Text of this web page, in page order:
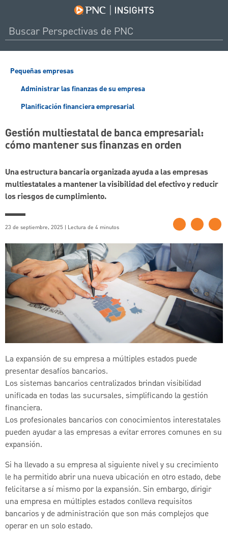
Pequeñas empresas
Administrar las finanzas de su empresa
Planificación financiera empresarial
Gestión multiestatal de banca empresarial:
cómo mantener sus finanzas en orden
Una estructura bancaria organizada ayuda a las empresas
multiestatales a mantener la visibilidad del efectivo y reducir
los riesgos de cumplimiento.
23 de septiembre, 2025 | Lectura de 4 minutos
La expansión de su empresa a múltiples estados puede
presentar desafíos bancarios.
Los sistemas bancarios centralizados brindan visibilidad
unificada en todas las sucursales, simplificando la gestión
financiera.
Los profesionales bancarios con conocimientos interestatales
pueden ayudar a las empresas a evitar errores comunes en su
expansión.
Si ha llevado a su empresa al siguiente nivel y su crecimiento
le ha permitido abrir una nueva ubicación en otro estado, debe
felicitarse a sí mismo por la expansión. Sin embargo, dirigir
una empresa en múltiples estados conlleva requisitos
bancarios y de administración que son más complejos que
operar en un solo estado.